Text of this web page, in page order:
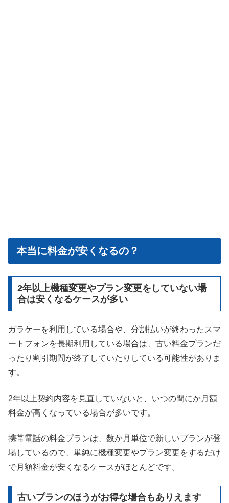
本当に料金が安くなるの？
2年以上機種変更やプラン変更をしていない場
合は安くなるケースが多い
ガラケーを利用している場合や、分割払いが終わったスマ
ートフォンを長期利用している場合は、古い料金プランだ
ったり割引期間が終了していたりしている可能性がありま
す。
2年以上契約内容を見直していないと、いつの間にか月額
料金が高くなっている場合が多いです。
携帯電話の料金プランは、数か月単位で新しいプランが登
場しているので、単純に機種変更やプラン変更をするだけ
で月額料金が安くなるケースがほとんどです。
古いプランのほうがお得な場合もありえます